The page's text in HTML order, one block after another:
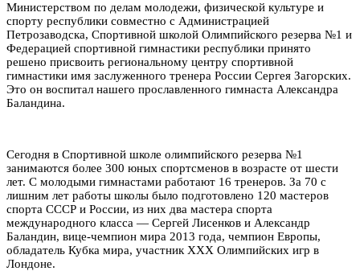
Министерством по делам молодежи, физической культуре и
спорту республики совместно с Администрацией
Петрозаводска, Спортивной школой Олимпийского резерва №1 и
Федерацией спортивной гимнастики республики принято
решено присвоить региональному центру спортивной
гимнастики имя заслуженного тренера России Сергея Загорских.
Это он воспитал нашего прославленного гимнаста Александра
Баландина.
Сегодня в Спортивной школе олимпийского резерва №1
занимаются более 300 юных спортсменов в возрасте от шести
лет. С молодыми гимнастами работают 16 тренеров. За 70 с
лишним лет работы школы было подготовлено 120 мастеров
спорта СССР и России, из них два мастера спорта
международного класса — Сергей Лисенков и Александр
Баландин, вице-чемпион мира 2013 года, чемпион Европы,
обладатель Кубка мира, участник ХХХ Олимпийских игр в
Лондоне.